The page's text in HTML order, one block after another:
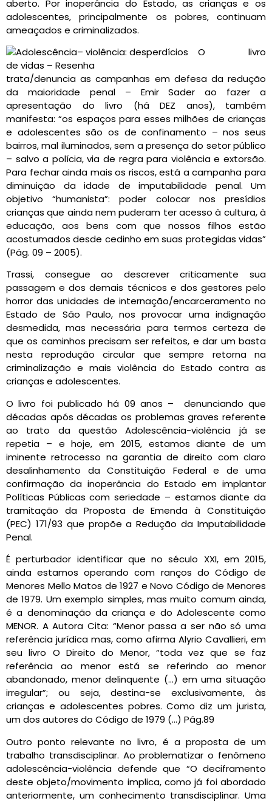
aberto. Por inoperância do Estado, as crianças e os
adolescentes, principalmente os pobres, continuam
ameaçados e criminalizados.
O livro
trata/denuncia as campanhas em defesa da redução
da maioridade penal – Emir Sader ao fazer a
apresentação do livro (há DEZ anos), também
manifesta: “os espaços para esses milhões de crianças
e adolescentes são os de confinamento – nos seus
bairros, mal iluminados, sem a presença do setor público
– salvo a polícia, via de regra para violência e extorsão.
Para fechar ainda mais os riscos, está a campanha para
diminuição da idade de imputabilidade penal. Um
objetivo “humanista”: poder colocar nos presídios
crianças que ainda nem puderam ter acesso à cultura, à
educação, aos bens com que nossos filhos estão
acostumados desde cedinho em suas protegidas vidas”
(Pág. 09 – 2005).
Trassi, consegue ao descrever criticamente sua
passagem e dos demais técnicos e dos gestores pelo
horror das unidades de internação/encarceramento no
Estado de São Paulo, nos provocar uma indignação
desmedida, mas necessária para termos certeza de
que os caminhos precisam ser refeitos, e dar um basta
nesta reprodução circular que sempre retorna na
criminalização e mais violência do Estado contra as
crianças e adolescentes.
O livro foi publicado há 09 anos – denunciando que
décadas após décadas os problemas graves referente
ao trato da questão Adolescência-violência já se
repetia – e hoje, em 2015, estamos diante de um
iminente retrocesso na garantia de direito com claro
desalinhamento da Constituição Federal e de uma
confirmação da inoperância do Estado em implantar
Políticas Públicas com seriedade – estamos diante da
tramitação da Proposta de Emenda à Constituição
(PEC) 171/93 que propõe a Redução da Imputabilidade
Penal.
É perturbador identificar que no século XXI, em 2015,
ainda estamos operando com ranços do Código de
Menores Mello Matos de 1927 e Novo Código de Menores
de 1979. Um exemplo simples, mas muito comum ainda,
é a denominação da criança e do Adolescente como
MENOR. A Autora Cita: “Menor passa a ser não só uma
referência jurídica mas, como afirma Alyrio Cavallieri, em
seu livro O Direito do Menor, “toda vez que se faz
referência ao menor está se referindo ao menor
abandonado, menor delinquente (…) em uma situação
irregular”; ou seja, destina-se exclusivamente, às
crianças e adolescentes pobres. Como diz um jurista,
um dos autores do Código de 1979 (…) Pág.89
Outro ponto relevante no livro, é a proposta de um
trabalho transdisciplinar. Ao problematizar o fenômeno
adolescência-violência defende que “O deciframento
deste objeto/movimento implica, como já foi abordado
anteriormente, um conhecimento transdisciplinar. Uma